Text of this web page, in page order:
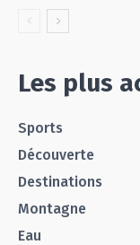
Les plus
Sports
Découverte
Destinations
Montagne
Eau